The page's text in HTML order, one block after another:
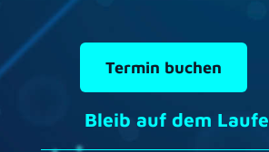
Termin buchen
Bleib auf dem